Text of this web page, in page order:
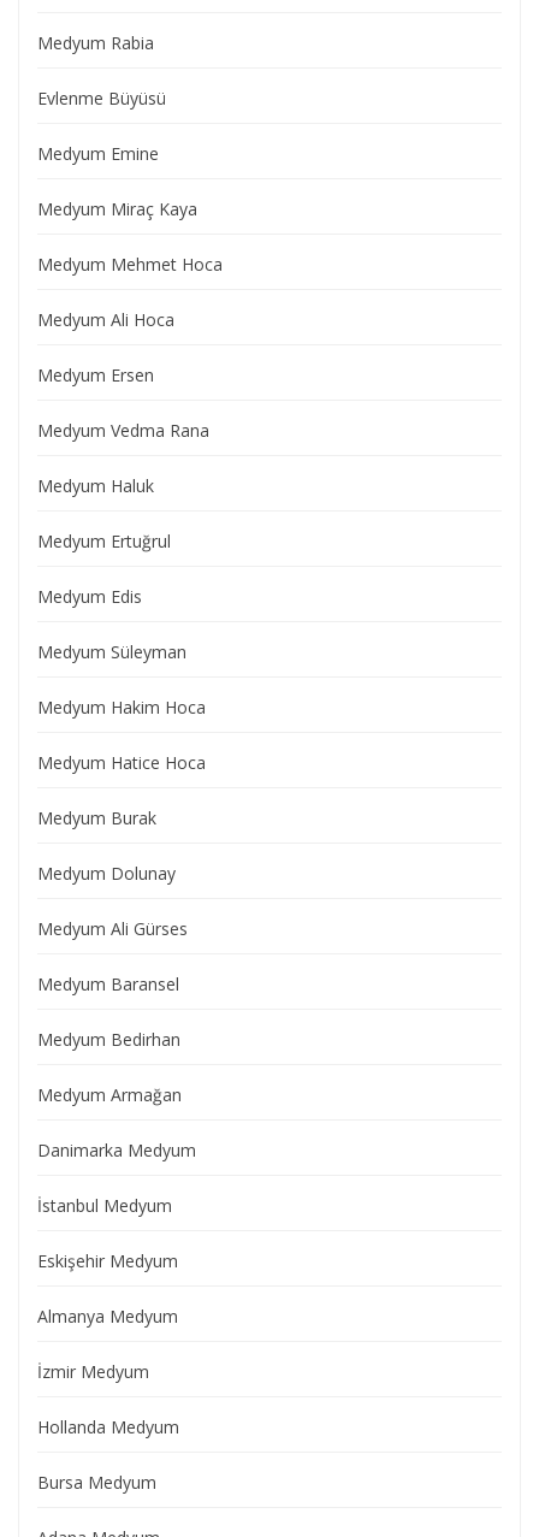
Medyum Rabia
Evlenme Büyüsü
Medyum Emine
Medyum Miraç Kaya
Medyum Mehmet Hoca
Medyum Ali Hoca
Medyum Ersen
Medyum Vedma Rana
Medyum Haluk
Medyum Ertuğrul
Medyum Edis
Medyum Süleyman
Medyum Hakim Hoca
Medyum Hatice Hoca
Medyum Burak
Medyum Dolunay
Medyum Ali Gürses
Medyum Baransel
Medyum Bedirhan
Medyum Armağan
Danimarka Medyum
İstanbul Medyum
Eskişehir Medyum
Almanya Medyum
İzmir Medyum
Hollanda Medyum
Bursa Medyum